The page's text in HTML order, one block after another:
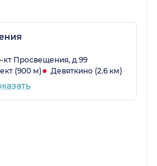
продолжим у него
кт Просвещения, д 99
(900 м)
Девяткино (2.6 км)